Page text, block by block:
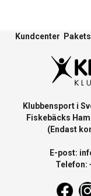
Kundcenter
Klubbensport i
Fiskebäcks
(Endast
E-post:
Telefon: